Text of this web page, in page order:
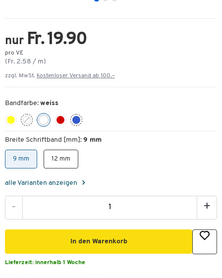
nur Fr. 19.90
pro VE
(Fr. 2.58 / m)
zzgl. MwSt. kostenloser Versand ab 100.–
Bandfarbe: weiss
Breite Schriftband [mm]: 9 mm
9 mm 12 mm
alle Varianten anzeigen
- +
In den Warenkorb
Lieferzeit: innerhalb 1 Woche